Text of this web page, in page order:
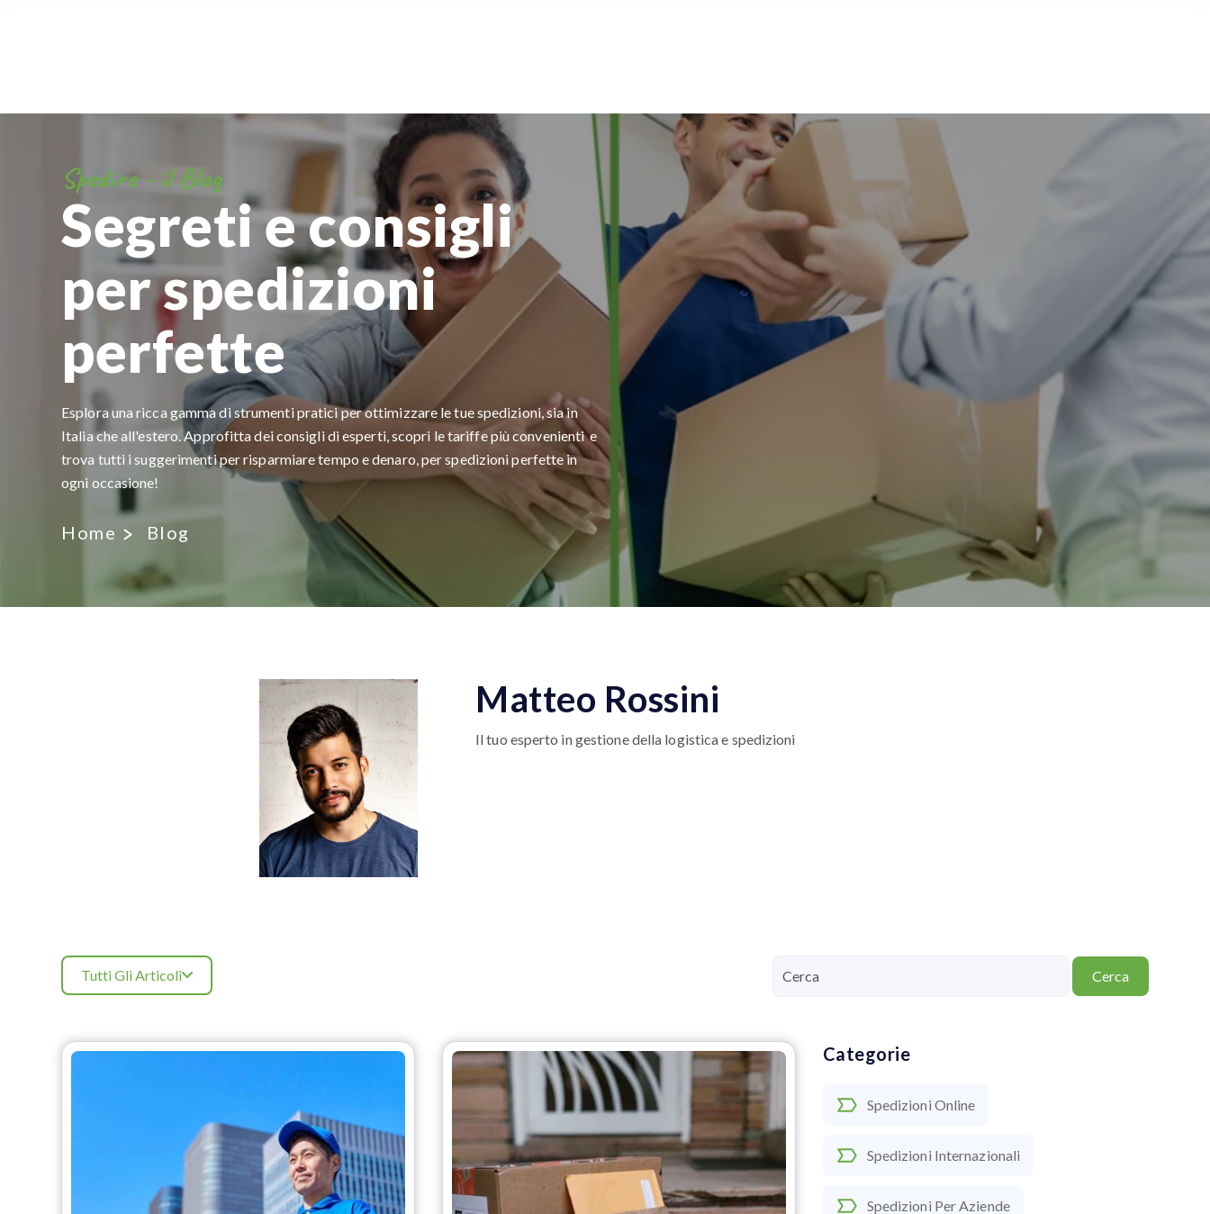
Spedire - il Blog
Segreti e consigli
per spedizioni
perfette
Esplora una ricca gamma di strumenti pratici per ottimizzare le tue spedizioni, sia in
Italia che all'estero. Approfitta dei consigli di esperti, scopri le tariffe più convenienti e
trova tutti i suggerimenti per risparmiare tempo e denaro, per spedizioni perfette in
ogni occasione!
Home Blog
Matteo Rossini
Il tuo esperto in gestione della logistica e spedizioni
Tutti Gli Articoli Cerca
Categorie
Spedizioni Online
Spedizioni Internazionali
Spedizioni Per Aziende